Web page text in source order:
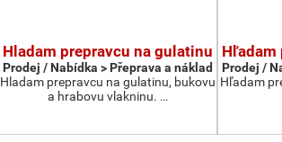
Hladam prepravcu na gulatinu
Prodej / Nabídka > Přeprava a náklad
Hladam prepravcu na gulatinu, bukovu
a hrabovu vlakninu. …
Hľadam
Prodej /
Hľadam